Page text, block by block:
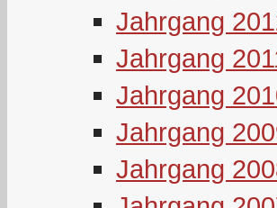
Jahrgang
Jahrgang
Jahrgang
Jahrgang
Jahrgang